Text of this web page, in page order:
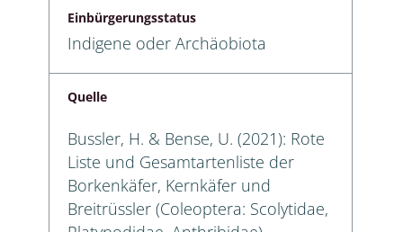
Einbürgerungsstatus
Indigene oder Archäobiota
Quelle
Bussler, H. & Bense, U. (2021): Rote
Liste und Gesamtartenliste der
Borkenkäfer, Kernkäfer und
Breitrüssler (Coleoptera: Scolytidae,